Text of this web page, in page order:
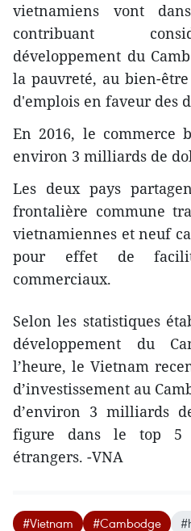
vietnamiens vont
contribuant
développement du
la pauvreté, au bien-
d'emplois en faveur des
En 2016, le commerce
environ 3 milliards de
Les deux pays
frontalière ​commune
vietnamiennes et neuf
pour effet de
commerciaux.
Selon les statistiques
développement du
l’heure, le Vietnam
d’investissement au
d’environ 3 milliards
figure dans le top 5
étrangers. -VNA
#Vietnam #Cambodge